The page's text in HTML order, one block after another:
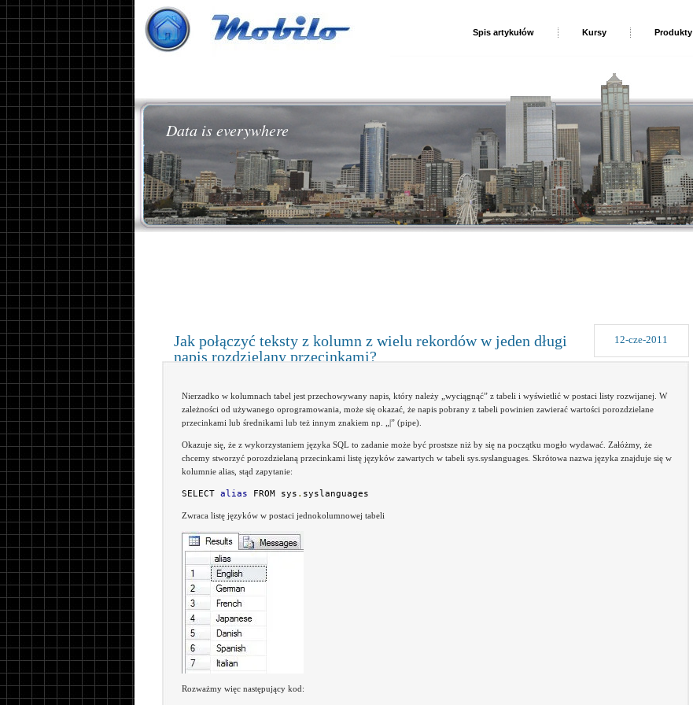
Spis artykułów Kursy Produkty
Data is everywhere
Jak połączyć teksty z kolumn z wielu rekordów w jeden długi
napis rozdzielany przecinkami?
12-cze-2011
Nierzadko w kolumnach tabel jest przechowywany napis, który należy „wyciągnąć” z tabeli i wyświetlić w postaci listy rozwijanej. W
zależności od używanego oprogramowania, może się okazać, że napis pobrany z tabeli powinien zawierać wartości porozdzielane
przecinkami lub średnikami lub też innym znakiem np. „|” (pipe).
Okazuje się, że z wykorzystaniem języka SQL to zadanie może być prostsze niż by się na początku mogło wydawać. Załóżmy, że
chcemy stworzyć porozdzielaną przecinkami listę języków zawartych w tabeli sys.syslanguages. Skrótowa nazwa języka znajduje się w
kolumnie alias, stąd zapytanie:
SELECT alias FROM sys . syslanguages
Zwraca listę języków w postaci jednokolumnowej tabeli
Rozważmy więc następujący kod: